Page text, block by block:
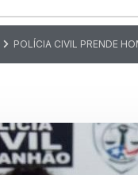
POLÍCIA CIVIL PRENDE